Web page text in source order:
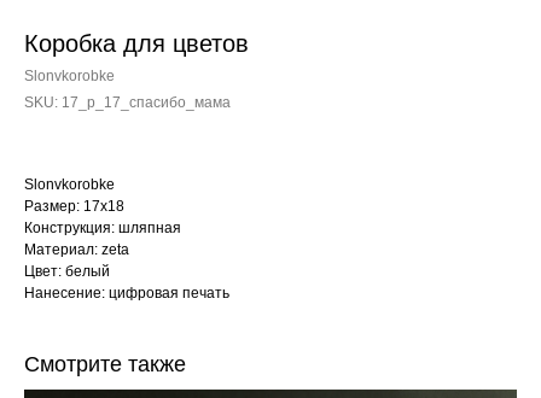
Коробка для цветов
Slonvkorobke
SKU: 17_p_17_спасибо_мама
Slonvkorobke
Размер: 17х18
Конструкция: шляпная
Материал: zeta
Цвет: белый
Нанесение: цифровая печать
Смотрите также